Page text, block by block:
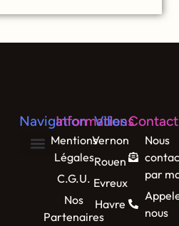
NavigationInformations
Mentions
Légales
C.G.U.
Nos
Partenaires
Villes
Vernon
Rouen
Evreux
Havre
Contact
Nous
par
nous